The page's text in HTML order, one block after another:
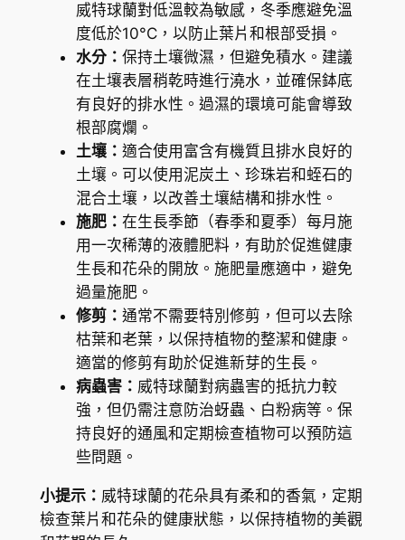
威特球蘭對低溫較為敏感，冬季應避免溫
度低於10°C，以防止葉片和根部受損。
水分： 保持土壤微濕，但避免積水。建議
在土壤表層稍乾時進行澆水，並確保鉢底
有良好的排水性。過濕的環境可能會導致
根部腐爛。
土壤： 適合使用富含有機質且排水良好的
土壤。可以使用泥炭土、珍珠岩和蛭石的
混合土壤，以改善土壤結構和排水性。
施肥： 在生長季節（春季和夏季）每月施
用一次稀薄的液體肥料，有助於促進健康
生長和花朵的開放。施肥量應適中，避免
過量施肥。
修剪： 通常不需要特別修剪，但可以去除
枯葉和老葉，以保持植物的整潔和健康。
適當的修剪有助於促進新芽的生長。
病蟲害： 威特球蘭對病蟲害的抵抗力較
強，但仍需注意防治蚜蟲、白粉病等。保
持良好的通風和定期檢查植物可以預防這
些問題。
小提示： 威特球蘭的花朵具有柔和的香氣，定期
檢查葉片和花朵的健康狀態，以保持植物的美觀